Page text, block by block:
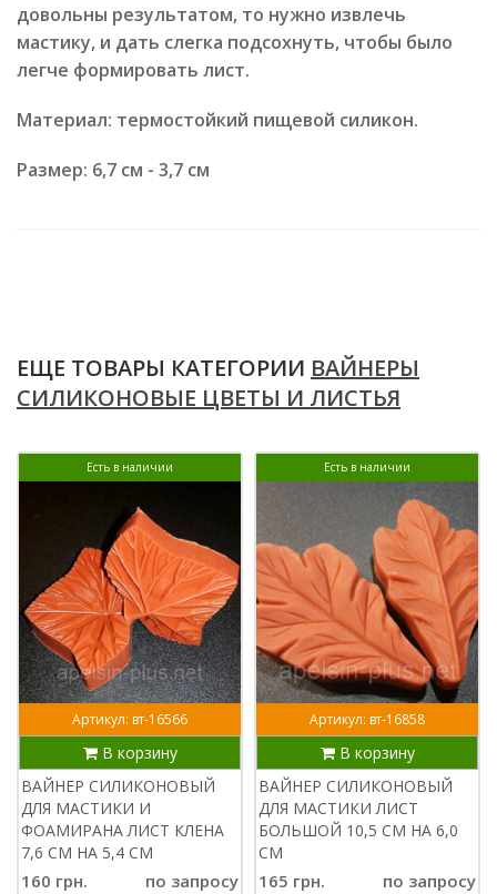
довольны результатом, то нужно извлечь
мастику, и дать слегка подсохнуть, чтобы было
легче формировать лист.
Материал: термостойкий пищевой силикон.
Размер: 6,7 см - 3,7 см
ЕЩЕ ТОВАРЫ КАТЕГОРИИ ВАЙНЕРЫ
СИЛИКОНОВЫЕ ЦВЕТЫ И ЛИСТЬЯ
Есть в наличии
Артикул: вт-16566
В корзину
ВАЙНЕР СИЛИКОНОВЫЙ
ДЛЯ МАСТИКИ И
ФОАМИРАНА ЛИСТ КЛЕНА
7,6 СМ НА 5,4 СМ
160 грн. по запросу
Есть в наличии
Артикул: вт-16858
В корзину
ВАЙНЕР СИЛИКОНОВЫЙ
ДЛЯ МАСТИКИ ЛИСТ
БОЛЬШОЙ 10,5 СМ НА 6,0
СМ
165 грн. по запросу